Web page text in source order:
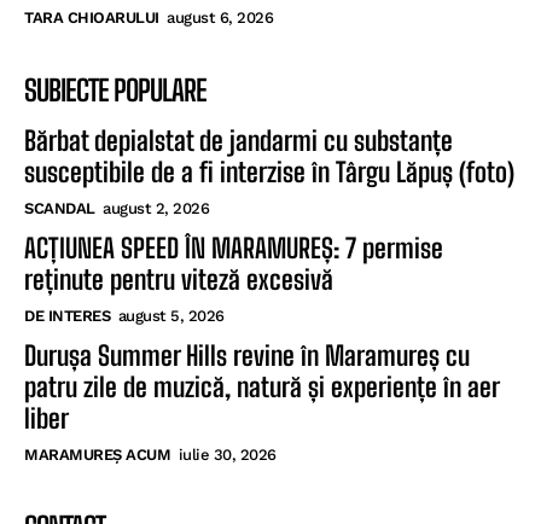
TARA CHIOARULUI august 6, 2026
SUBIECTE POPULARE
Bărbat depialstat de jandarmi cu substanțe
susceptibile de a fi interzise în Târgu Lăpuș (foto)
SCANDAL august 2, 2026
ACȚIUNEA SPEED ÎN MARAMUREȘ: 7 permise
reținute pentru viteză excesivă
DE INTERES august 5, 2026
Durușa Summer Hills revine în Maramureș cu
patru zile de muzică, natură și experiențe în aer
liber
MARAMUREȘ ACUM iulie 30, 2026